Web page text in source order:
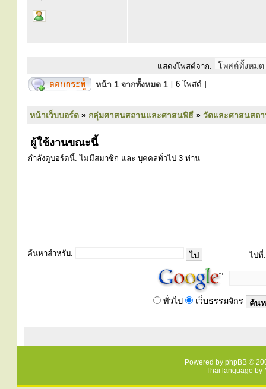
แสดงโพสต์จาก:
หน้า 1 จากทั้งหมด 1 [ 6 โพสต์ ]
หน้าเว็บบอร์ด » กลุ่มศาสนสถานและศาสนพิธี » วัดและศาสนสถ
ผู้ใช้งานขณะนี้
กำลังดูบอร์ดนี้: ไม่มีสมาชิก และ บุคคลทั่วไป 3 ท่าน
ค้นหาสำหรับ: ไปที่:
ทั่วไป เว็บธรรมจักร
Powered by phpBB ©
Thai language by